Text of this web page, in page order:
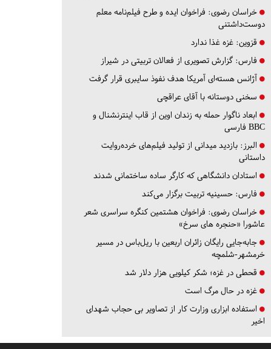
خراسان رضوی: فراخوان ایده و طرح فیلم‌نامه معلم
دوست‌داشتنی
قزوین: غزه غذا ندارد
فارس: گزارش تصویری از فعالان تربیتی در شیراز
آژانس هسته‌ای آمریکا هدف نفوذ سایبری قرار گرفت
سخنی دوستانه با آقای عراقچی
ابعاد ناگوار حمله به زندان اوین از قاب اینترنشنال و
BBC فارسی
البرز: بازدید میدانی از تولید فیلم‌های خرده‌روایت
داستانی
استادان دانشگاهی که کارگر ساده ساختمانی شدند
فارس: حسینیه تربیت برگزار می‌کند
خراسان رضوی: فراخوان هشتمین کنگره سراسری شعر
عاشورا «حنجره های سرخ»
جابه‌جایی رایگان زائران اربعین با ریل‌باس در مسیر
خرمشهر-شلمچه
قحطی در غزه؛ شکر کیلویی هزار دلار شد
غزه در حال مرگ است
استفاده ابزاری وزارت کار از تصاویر بی حجاب شهدای
اخیر